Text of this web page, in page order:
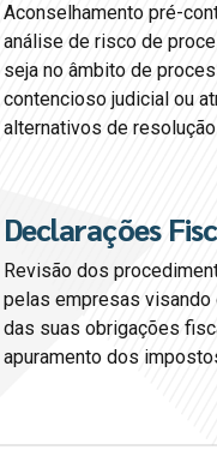
Aconselhamento pré-
análise de risco de
seja no âmbito de
contencioso judicial ou
alternativos de
Declarações
Revisão dos
pelas empresas visando
das suas obrigações
apuramento dos